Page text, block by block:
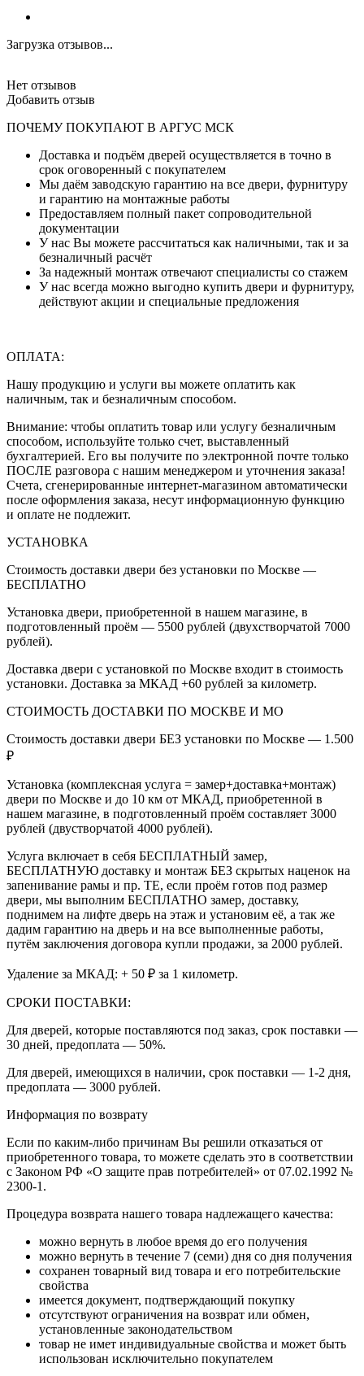
Загрузка отзывов...
Нет отзывов
Добавить отзыв
ПОЧЕМУ ПОКУПАЮТ В АРГУС МСК
Доставка и подъём дверей осуществляется в точно в
срок оговоренный с покупателем
Мы даём заводскую гарантию на все двери, фурнитуру
и гарантию на монтажные работы
Предоставляем полный пакет сопроводительной
документации
У нас Вы можете рассчитаться как наличными, так и за
безналичный расчёт
За надежный монтаж отвечают специалисты со стажем
У нас всегда можно выгодно купить двери и фурнитуру,
действуют акции и специальные предложения
ОПЛАТА:
Нашу продукцию и услуги вы можете оплатить как
наличным, так и безналичным способом.
Внимание: чтобы оплатить товар или услугу безналичным
способом, используйте только счет, выставленный
бухгалтерией. Его вы получите по электронной почте только
ПОСЛЕ разговора с нашим менеджером и уточнения заказа!
Счета, сгенерированные интернет-магазином автоматически
после оформления заказа, несут информационную функцию
и оплате не подлежит.
УСТАНОВКА
Стоимость доставки двери без установки по Москве —
БЕСПЛАТНО
Установка двери, приобретенной в нашем магазине, в
подготовленный проём — 5500 рублей (двухстворчатой 7000
рублей).
Доставка двери с установкой по Москве входит в стоимость
установки. Доставка за МКАД +60 рублей за километр.
СТОИМОСТЬ ДОСТАВКИ ПО МОСКВЕ И МО
Стоимость доставки двери БЕЗ установки по Москве — 1.500
₽
Установка (комплексная услуга = замер+доставка+монтаж)
двери по Москве и до 10 км от МКАД, приобретенной в
нашем магазине, в подготовленный проём составляет 3000
рублей (двустворчатой 4000 рублей).
Услуга включает в себя БЕСПЛАТНЫЙ замер,
БЕСПЛАТНУЮ доставку и монтаж БЕЗ скрытых наценок на
запенивание рамы и пр. ТЕ, если проём готов под размер
двери, мы выполним БЕСПЛАТНО замер, доставку,
поднимем на лифте дверь на этаж и установим её, а так же
дадим гарантию на дверь и на все выполненные работы,
путём заключения договора купли продажи, за 2000 рублей.
Удаление за МКАД: + 50 ₽ за 1 километр.
СРОКИ ПОСТАВКИ:
Для дверей, которые поставляются под заказ, срок поставки —
30 дней, предоплата — 50%.
Для дверей, имеющихся в наличии, срок поставки — 1-2 дня,
предоплата — 3000 рублей.
Информация по возврату
Если по каким-либо причинам Вы решили отказаться от
приобретенного товара, то можете сделать это в соответствии
с Законом РФ «О защите прав потребителей» от 07.02.1992 №
2300-1.
Процедура возврата нашего товара надлежащего качества:
можно вернуть в любое время до его получения
можно вернуть в течение 7 (семи) дня со дня получения
сохранен товарный вид товара и его потребительские
свойства
имеется документ, подтверждающий покупку
отсутствуют ограничения на возврат или обмен,
установленные законодательством
товар не имет индивидуальные свойства и может быть
использован исключительно покупателем